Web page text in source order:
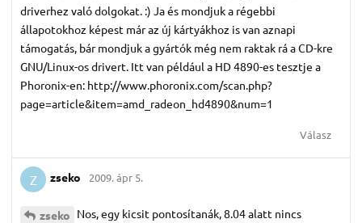
driverhez való dolgokat. :) Ja és mondjuk a régebbi
állapotokhoz képest már az új kártyákhoz is van aznapi
támogatás, bár mondjuk a gyártók még nem raktak rá a CD-kre
GNU/Linux-os drivert. Itt van például a HD 4890-es tesztje a
Phoronix-en: http://www.phoronix.com/scan.php?
page=article&item=amd_radeon_hd4890&num=1
Válasz
Z zseko 2009. ápr 5.
zseko Nos, egy kicsit pontosítanák, 8.04 alatt nincs